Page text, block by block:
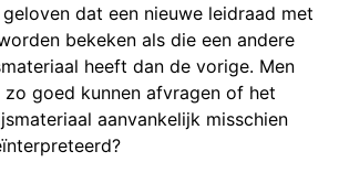
dat een nieuwe leidraad met
bekeken als die een andere
heeft dan de vorige. Men
goed kunnen afvragen of het
aanvankelijk misschien